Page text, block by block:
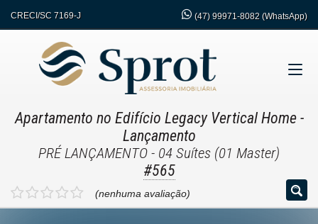
CRECI/SC 7169-J (47) 99971-8082 (WhatsApp)
Apartamento no Edifício Legacy Vertical Home-
Lançamento
PRÉ LANÇAMENTO - 04 Suítes (01 Master)
#565
(nenhuma avaliação)